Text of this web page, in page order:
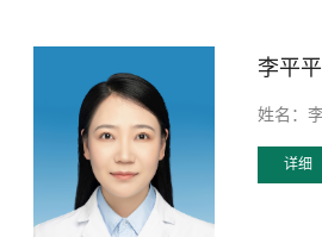
李平平
详细